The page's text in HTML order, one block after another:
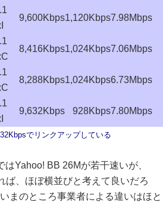
9,600Kbps1,120Kbps7.98Mbps
8,416Kbps1,024Kbps7.06Mbps
8,288Kbps1,024Kbps6.73Mbps
9,632Kbps 928Kbps7.80Mbps
でリンクアップしている
Yahoo! BB 26Mが若干速いが、
ば、ほぼ横並びと考えて良いだろ
まのところ事業者による違いはほと